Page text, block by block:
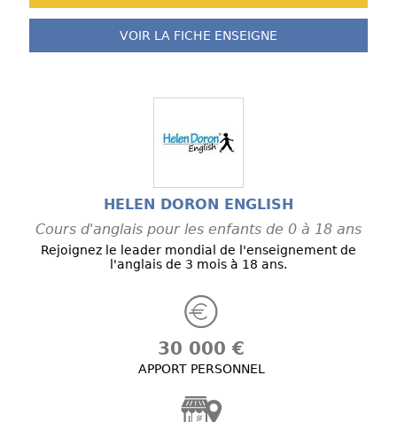
VOIR LA FICHE ENSEIGNE
HELEN DORON ENGLISH
Cours d'anglais pour les enfants de 0 à 18 ans
Rejoignez le leader mondial de l'enseignement de
l'anglais de 3 mois à 18 ans.
30 000 €
APPORT PERSONNEL